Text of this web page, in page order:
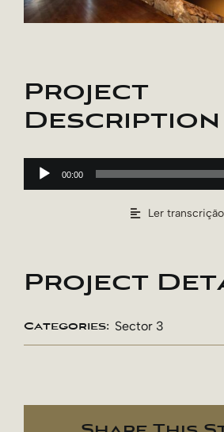
Project
Description
Reprodutor
áudio
00:00
Ler transcrição
Project
Categories: Sector 3